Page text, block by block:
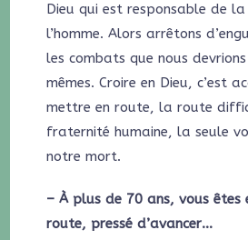
Dieu qui est responsable de la
l’homme. Alors arrêtons
les combats que nous
mêmes. Croire en Dieu, c’est
mettre en route, la route
fraternité humaine, la seule
notre mort.
– À plus de 70 ans, vous êtes
route, pressé d’avancer…